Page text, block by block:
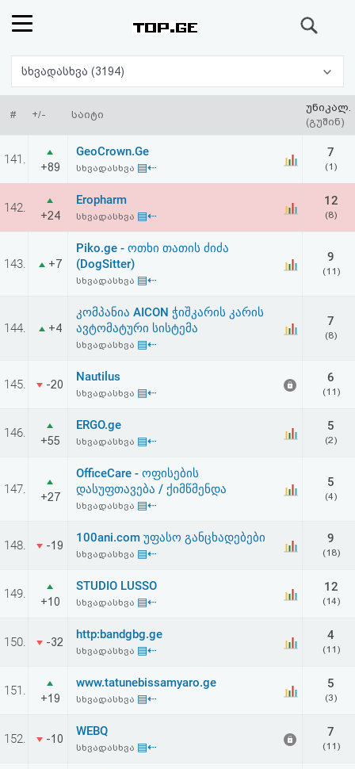
რეიტინგი
(მთავარი)
ფოსტა
კითხვა-
პასუხი
ავტორიზაცია
პაროლის
კოდი
სალიცენზიო
შეთანხმება
უარყოფა
სხვადასხვა (3194)
# +/- საიტი
უნიკალ.
(გუშინ)
141.
+89
GeoCrown.Ge
სხვადასხვა ▤⇠
7
(1)
142.
+24
Eropharm
სხვადასხვა ▤⇠
12
(8)
143. +7
Piko.ge - ოთხი თათის ძიძა
(DogSitter)
სხვადასხვა ▤⇠
9
(11)
144. +4
კომპანია AICON ჭიშკარის კარის
ავტომატური სისტემა
სხვადასხვა ▤⇠
7
(8)
145. -20
Nautilus
სხვადასხვა ▤⇠
6
(11)
146.
+55
ERGO.ge
სხვადასხვა ▤⇠
5
(2)
147.
+27
OfficeCare - ოფისების
დასუფთავება / ქიმწმენდა
სხვადასხვა ▤⇠
5
(4)
148. -19
100ani.com უფასო განცხადებები
სხვადასხვა ▤⇠
9
(18)
149.
+10
STUDIO LUSSO
სხვადასხვა ▤⇠
12
(14)
150. -32
http:bandgbg.ge
სხვადასხვა ▤⇠
4
(11)
151.
+19
www.tatunebissamyaro.ge
სხვადასხვა ▤⇠
5
(3)
152. -10
WEBQ
სხვადასხვა ▤⇠
7
(11)